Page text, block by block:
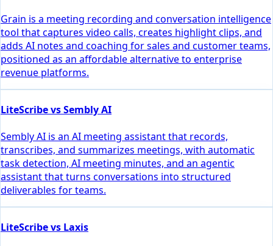
Grain is a meeting recording and conversation intelligence
tool that captures video calls, creates highlight clips, and
adds AI notes and coaching for sales and customer teams,
positioned as an affordable alternative to enterprise
revenue platforms.
LiteScribe vs Sembly AI
Sembly AI is an AI meeting assistant that records,
transcribes, and summarizes meetings, with automatic
task detection, AI meeting minutes, and an agentic
assistant that turns conversations into structured
deliverables for teams.
LiteScribe vs Laxis